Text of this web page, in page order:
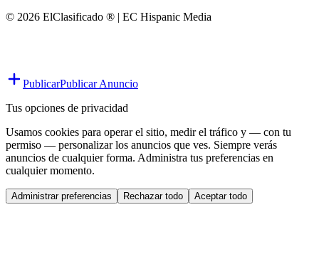
© 2026 ElClasificado ® | EC Hispanic Media
PublicarPublicar Anuncio
Tus opciones de privacidad
Usamos cookies para operar el sitio, medir el tráfico y — con tu
permiso — personalizar los anuncios que ves. Siempre verás
anuncios de cualquier forma. Administra tus preferencias en
cualquier momento.
Administrar preferencias Rechazar todo Aceptar todo